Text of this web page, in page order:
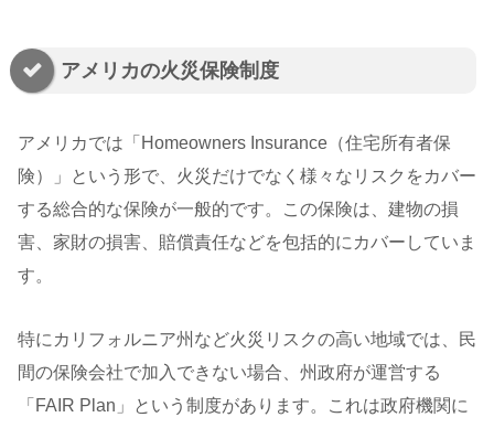
アメリカの火災保険制度
アメリカでは「Homeowners Insurance（住宅所有者保
険）」という形で、火災だけでなく様々なリスクをカバー
する総合的な保険が一般的です。この保険は、建物の損
害、家財の損害、賠償責任などを包括的にカバーしていま
す。
特にカリフォルニア州など火災リスクの高い地域では、民
間の保険会社で加入できない場合、州政府が運営する
「FAIR Plan」という制度があります。これは政府機関に